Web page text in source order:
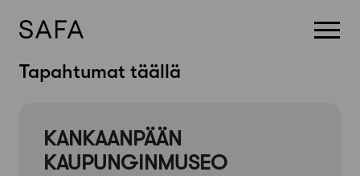
SkipTapahtumat täällä
KANKAANPÄÄN
KAUPUNGINMUSEO